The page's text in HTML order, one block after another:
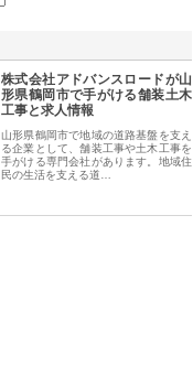
株式会社アドバンスロードが山
形県鶴岡市で手がける舗装土木
工事と求人情報
山形県鶴岡市で地域の道路基盤を支え
る企業として、舗装工事や土木工事を
手がける専門会社があります。地域住
民の生活を支える道…